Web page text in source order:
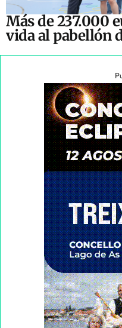
Más de 237.000
vida al pabellón